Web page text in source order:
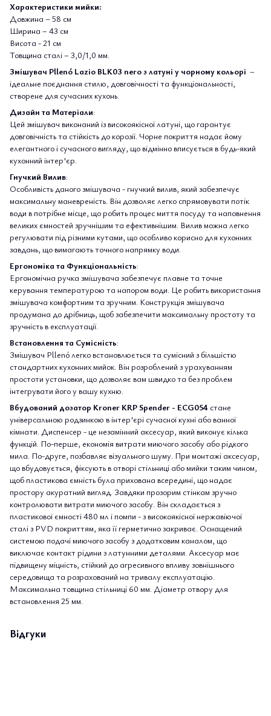
Характеристики мийки:
Довжина – 58 см
Ширина – 43 см
Висота - 21 см
Товщина сталі – 3,0/1,0 мм.
Змішувач Pllenó Lazio BLK03 nero з латуні у чорному кольорі –
ідеальне поєднання стилю, довговічності та функціональності,
створене для сучасних кухонь.
Дизайн та Матеріали:
Цей змішувач виконаний із високоякісної латуні, що гарантує
довговічність та стійкість до корозії. Чорне покриття надає йому
елегантного і сучасного вигляду, що відмінно вписується в будь-який
кухонний інтер'єр.
Гнучкий Вилив:
Особливість даного змішувача - гнучкий вилив, який забезпечує
максимальну маневреність. Він дозволяє легко спрямовувати потік
води в потрібне місце, що робить процес миття посуду та наповнення
великих ємностей зручнішим та ефективнішим. Вилив можна легко
регулювати під різними кутами, що особливо корисно для кухонних
завдань, що вимагають точного напрямку води.
Ергономіка та Функціональність:
Ергономічна ручка змішувача забезпечує плавне та точне
керування температурою та напором води. Це робить використання
змішувача комфортним та зручним. Конструкція змішувача
продумана до дрібниць, щоб забезпечити максимальну простоту та
зручність в експлуатації.
Встановлення та Сумісність:
Змішувач Pllenó легко встановлюється та сумісний з більшістю
стандартних кухонних мийок. Він розроблений з урахуванням
простоти установки, що дозволяє вам швидко та без проблем
інтегрувати його у вашу кухню.
Вбудований дозатор Kroner KRP Spender - ECG054 стане
універсальною родзинкою в інтер'єрі сучасної кухні або ванної
кімнати. Диспенсер - це незамінний аксесуар, який виконує кілька
функцій. По-перше, економія витрати миючого засобу або рідкого
мила. По-друге, позбавляє візуального шуму. При монтажі аксесуар,
що вбудовується, фіксують в отворі стільниці або мийки таким чином,
щоб пластикова ємність була прихована всередині, що надає
простору акуратний вигляд. Завдяки прозорим стінкам зручно
контролювати витрати миючого засобу. Він складається з
пластикової ємності 480 мл і помпи - з високоякісної нержавіючої
сталі з PVD покриттям, яка її герметично закриває. Оснащений
системою подачі миючого засобу з додатковим каналом, що
виключає контакт рідини з латунними деталями. Аксесуар має
підвищену міцність, стійкий до агресивного впливу зовнішнього
середовища та розрахований на тривалу експлуатацію.
Максимальна товщина стільниці 60 мм. Діаметр отвору для
встановлення 25 мм.
Відгуки